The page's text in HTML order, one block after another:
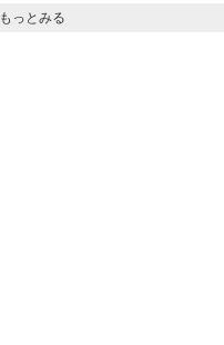
もっとみる